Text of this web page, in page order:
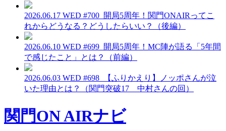
2026.06.17 WED #700_開局5周年！関門ONAIRってこ
れからどうなる？どうしたらいい？（後編）
2026.06.10 WED #699_開局5周年！MC陣が語る「5年間
で感じたこと」とは？（前編）
2026.06.03 WED #698_【ふりかえり】ノッポさんが泣
いた理由とは？（関門突破17 中村さんの回）
関門ON AIRナビ